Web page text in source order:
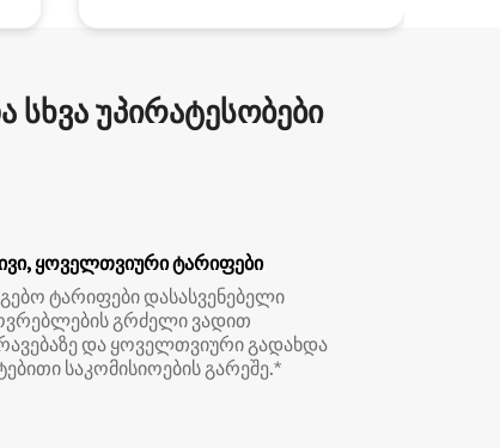
უპირატესობები
ყოველთვიური ტარიფები
ტარიფები დასასვენებელი
გრძელი ვადით
და ყოველთვიური გადახდა
საკომისიოების გარეშე.*